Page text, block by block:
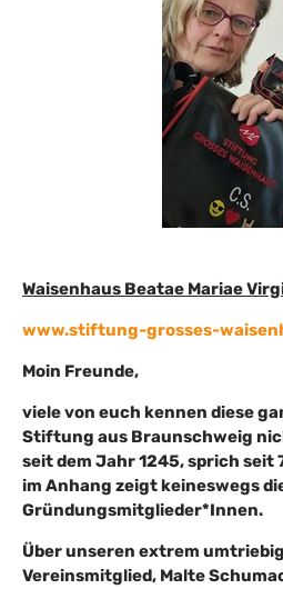
Waisenhaus Beatae Mariae
www.stiftung-grosses-
Moin Freunde,
viele von euch kennen diese
Stiftung aus Braunschweig
seit dem Jahr 1245, sprich seit
im Anhang zeigt keineswegs
Gründungsmitglieder*Innen.
Über unseren extrem
Vereinsmitglied, Malte